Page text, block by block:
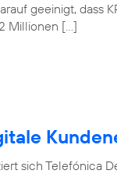
geeinigt, dass
Millionen […]
sich Telefónica